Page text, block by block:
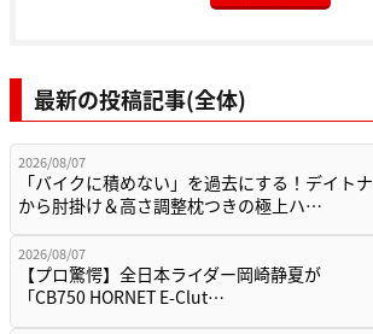
最新の投稿記事(全体)
2026/08/07
「バイクに積めない」を過去にする！デイトナ
から肘掛け＆高さ調整枕つきの極上ハ…
2026/08/07
【プロ驚愕】全日本ライダー岡崎静夏が
「CB750 HORNET E-Clut…